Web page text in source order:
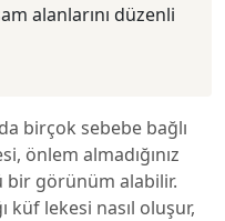
alanlarını düzenli
birçok sebebe bağlı
önlem almadığınız
bir görünüm alabilir.
küf lekesi nasıl oluşur,